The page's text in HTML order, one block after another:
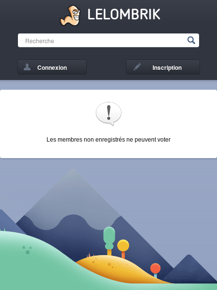
LELOMBRIK
Connexion Inscription
Les membres non enregistrés ne peuvent voter